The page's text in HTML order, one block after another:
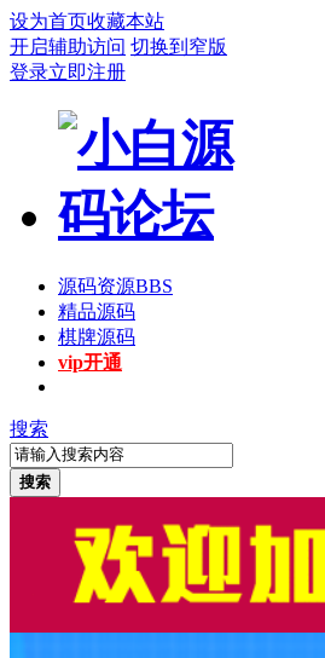
设为首页收藏本站
开启辅助访问 切换到窄版
登录立即注册
源码资源BBS
精品源码
棋牌源码
vip开通
搜索
搜索